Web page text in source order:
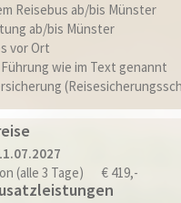
Reisebus ab/bis Münster
ab/bis Münster
vor Ort
wie im Text genannt
(alle 3 Tage)
€ 419,-